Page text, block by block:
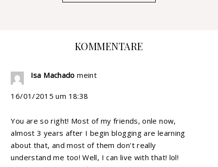
KOMMENTARE
Isa Machado meint
16/01/2015 um 18:38
You are so right! Most of my friends, onle now,
almost 3 years after I begin blogging are learning
about that, and most of them don't really
understand me too! Well, I can live with that! lol!